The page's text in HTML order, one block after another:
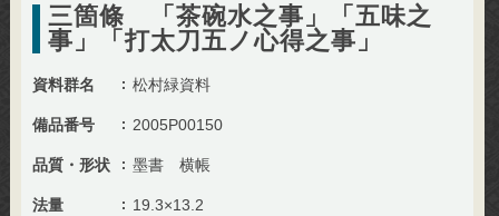
三箇條 「茶碗水之事」「五味之
事」「打太刀五ノ心得之事」
資料群名 松村緑資料
備品番号 2005P00150
品質・形状 墨書 横帳
法量 19.3×13.2